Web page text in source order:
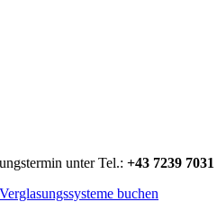
unter Tel.: +43 7239 7031
buchen